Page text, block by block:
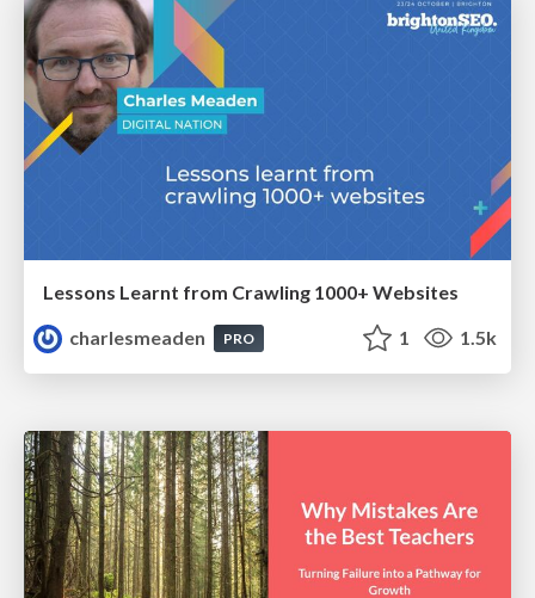
Lessons Learnt from Crawling 1000+ Websites
charlesmeaden
PRO 1 1.5k